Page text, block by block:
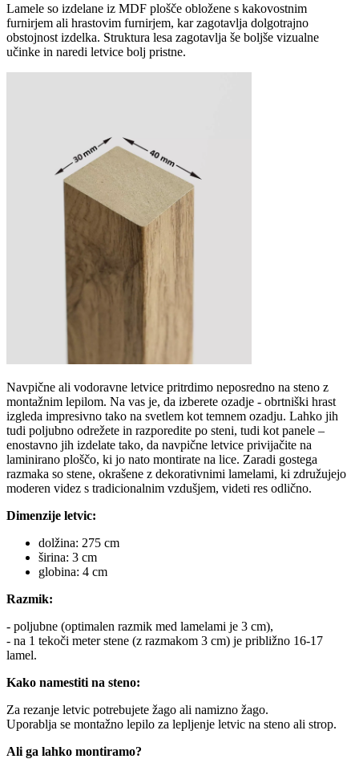
Lamele so izdelane iz MDF plošče obložene s kakovostnim
furnirjem ali hrastovim furnirjem, kar zagotavlja dolgotrajno
obstojnost izdelka. Struktura lesa zagotavlja še boljše vizualne
učinke in naredi letvice bolj pristne.
Navpične ali vodoravne letvice pritrdimo neposredno na steno z
montažnim lepilom. Na vas je, da izberete ozadje - obrtniški hrast
izgleda impresivno tako na svetlem kot temnem ozadju. Lahko jih
tudi poljubno odrežete in razporedite po steni, tudi kot panele –
enostavno jih izdelate tako, da navpične letvice privijačite na
laminirano ploščo, ki jo nato montirate na lice. Zaradi gostega
razmaka so stene, okrašene z dekorativnimi lamelami, ki združujejo
moderen videz s tradicionalnim vzdušjem, videti res odlično.
Dimenzije letvic:
dolžina: 275 cm
širina: 3 cm
globina: 4 cm
Razmik:
- poljubne (optimalen razmik med lamelami je 3 cm),
- na 1 tekoči meter stene (z razmakom 3 cm) je približno 16-17
lamel.
Kako namestiti na steno:
Za rezanje letvic potrebujete žago ali namizno žago.
Uporablja se montažno lepilo za lepljenje letvic na steno ali strop.
Ali ga lahko montiramo?